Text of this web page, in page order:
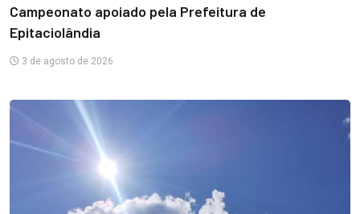
Campeonato apoiado pela Prefeitura de
Epitaciolândia
3 de agosto de 2026